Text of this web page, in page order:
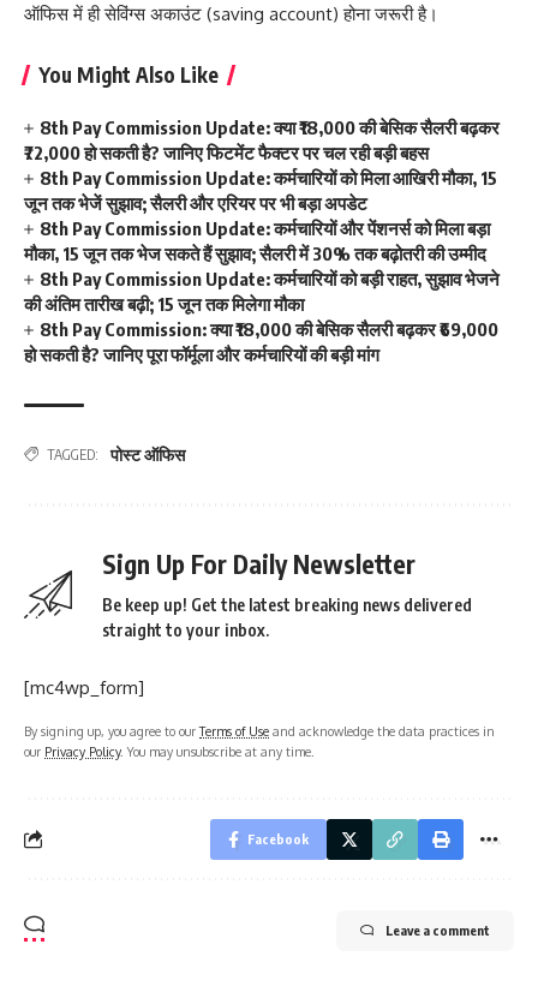
ऑफिस में ही सेविंग्स अकाउंट (saving account) होना जरूरी है।
You Might Also Like
8th Pay Commission Update: क्या ₹18,000 की बेसिक सैलरी बढ़कर
₹72,000 हो सकती है? जानिए फिटमेंट फैक्टर पर चल रही बड़ी बहस
8th Pay Commission Update: कर्मचारियों को मिला आखिरी मौका, 15
जून तक भेजें सुझाव; सैलरी और एरियर पर भी बड़ा अपडेट
8th Pay Commission Update: कर्मचारियों और पेंशनर्स को मिला बड़ा
मौका, 15 जून तक भेज सकते हैं सुझाव; सैलरी में 30% तक बढ़ोतरी की उम्मीद
8th Pay Commission Update: कर्मचारियों को बड़ी राहत, सुझाव भेजने
की अंतिम तारीख बढ़ी; 15 जून तक मिलेगा मौका
8th Pay Commission: क्या ₹18,000 की बेसिक सैलरी बढ़कर ₹69,000
हो सकती है? जानिए पूरा फॉर्मूला और कर्मचारियों की बड़ी मांग
TAGGED: पोस्ट ऑफिस
Sign Up For Daily Newsletter
Be keep up! Get the latest breaking news delivered
straight to your inbox.
[mc4wp_form]
By signing up, you agree to ourTerms of Use and acknowledge the data practices in
our Privacy Policy. You may unsubscribe at any time.
Facebook
Leave a comment